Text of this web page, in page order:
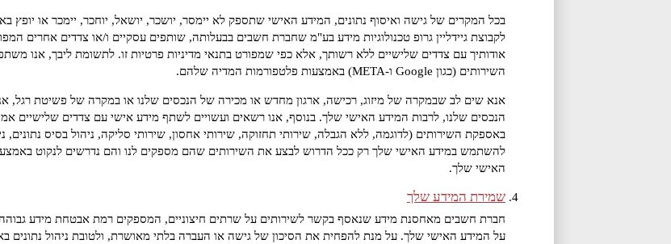
בכל המקרים של גישה ואיסוף נתונים, המידע האישי שתספק לא יימסר, יושכר, יושאל, יוחכר, יימכר או יופץ
לקבוצת גיידליין גרופ טכנולוגיות מידע בע"מ שחברת חשבים בבעלותה, שותפים עסקיים ו/או צדדים אחרים
אודותיך עם צדדים שלישיים ללא רשותך, אלא כפי שמפורט בתנאי מדיניות פרטיות זו. לתשומת ליבך, אנו
השירותים (כגון Google ו-META) באמצעות פלטפורמות המדיה שלהם.
אנא שים לב שבמקרה של מיזוג, רכישה, ארגון מחדש או מכירה של הנכסים שלנו או במקרה של פשיטת רגל,
הנכסים שלנו, לרבות המידע האישי שלך. בנוסף, אנו רשאים ועשויים לשתף מידע אישי עם צדדים שלישיים
באספקת השירותים (לדוגמה, ללא הגבלה, שירותי תחזוקה, שירותי אחסון, שירותי סליקה, ניהול בסיס
להשתמש במידע האישי שלך רק ככל הדרוש לבצע את השירותים שהם מספקים לנו והם נדרשים לנקוט באמצעי
האישי שלך.
שמירת המידע שלך
חברת חשבים מאחסנת מידע שנאסף בקשר לשירותים על שרתים חיצוניים, המספקים רמת אבטחת מידע גבוהה
על המידע האישי שלך. על מנת להפחית את הסיכון של גישה או העברה בלתי מאושרת, ולטובת ניהול נתונים